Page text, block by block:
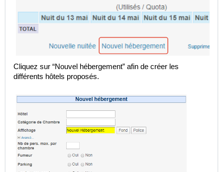
Cliquez sur “Nouvel hébergement” afin de créer les
différents hôtels proposés.